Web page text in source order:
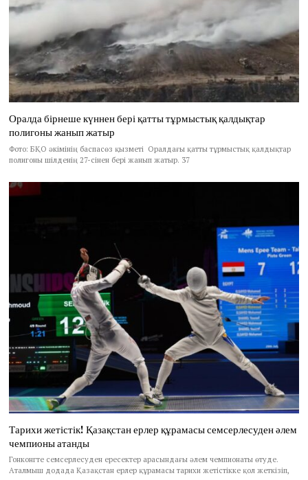
Оралда бірнеше күннен бері қатты тұрмыстық қалдықтар
полигоны жанып жатыр
Фото: БҚО әкімінің баспасөз қызметі Оралдағы қатты тұрмыстық қалдықтар
полигоны шілденің 27-сінен бері жанып жатыр. 37
Тарихи жетістік! Қазақстан ерлер құрамасы семсерлесуден әлем
чемпионы атанды
Гонконгте семсерлесуден ересектер арасындағы әлем чемпионаты өтуде.
Аталмыш додада Қазақстан ерлер құрамасы тарихи жетістікке қол жеткізіп,